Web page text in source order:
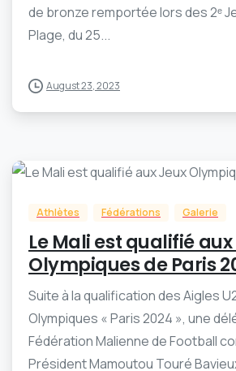
de bronze remportée lors des 2ᵉ
Plage, du 25...
August 23, 2023
Athlètes Fédérations Galerie
Le Mali est qualifié
Olympiques de Paris
Suite à la qualification des Aigles
Olympiques « Paris 2024 », une
Fédération Malienne de Football
Président Mamoutou Touré